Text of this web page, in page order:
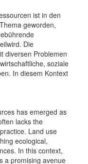
ist in den
geworden,
Die
diversen Problemen
soziale
In diesem Kontext
has emerged as
lacks the
Land use
ecological,
In this context,
a promising avenue